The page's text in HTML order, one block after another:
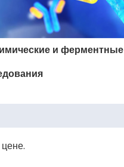
и ферментные